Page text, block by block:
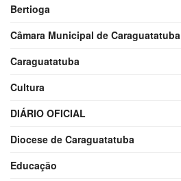
Bertioga
Câmara Municipal de Caraguatatuba
Caraguatatuba
Cultura
DIÁRIO OFICIAL
Diocese de Caraguatatuba
Educação